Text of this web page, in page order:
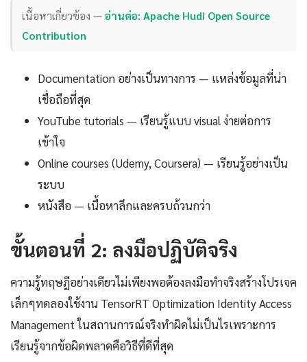
เนื้อหาเกี่ยวข้อง —อ่านต่อ: Apache Hudi Open Source
Contribution
Documentation อย่างเป็นทางการ — แหล่งข้อมูลที่น่า
เชื่อถือที่สุด
YouTube tutorials — เรียนรู้แบบ visual ง่ายต่อการ
เข้าใจ
Online courses (Udemy, Coursera) — เรียนรู้อย่างเป็น
ระบบ
หนังสือ — เนื้อหาลึกและครบถ้วนกว่า
ขั้นตอนที่ 2: ลงมือปฏิบัติจริง
ความรู้ทฤษฎีอย่างเดียวไม่เพียงพอต้องลงมือทำจริงสร้างโปรเจค
เล็กๆทดลองใช้งาน TensorRT Optimization Identity Access
Management ในสถานการณ์จริงทำผิดไม่เป็นไรเพราะการ
เรียนรู้จากข้อผิดพลาดคือวิธีที่ดีที่สุด